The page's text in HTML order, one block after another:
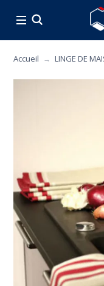
Accueil LINGE DE